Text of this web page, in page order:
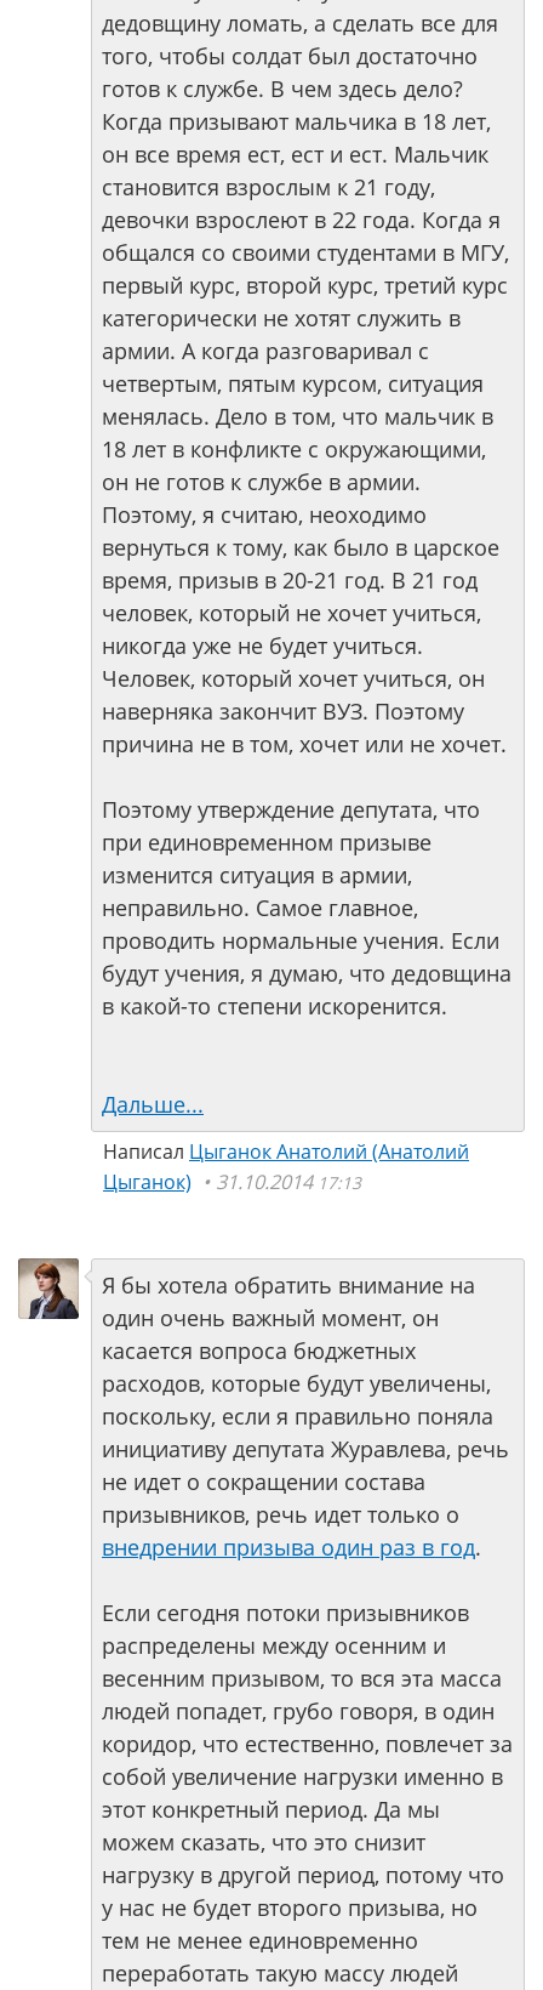
дедовщину ломать, а сделать все для
того, чтобы солдат был достаточно
готов к службе. В чем здесь дело?
Когда призывают мальчика в 18 лет,
он все время ест, ест и ест. Мальчик
становится взрослым к 21 году,
девочки взрослеют в 22 года. Когда я
общался со своими студентами в МГУ,
первый курс, второй курс, третий курс
категорически не хотят служить в
армии. А когда разговаривал с
четвертым, пятым курсом, ситуация
менялась. Дело в том, что мальчик в
18 лет в конфликте с окружающими,
он не готов к службе в армии.
Поэтому, я считаю, неоходимо
вернуться к тому, как было в царское
время, призыв в 20-21 год. В 21 год
человек, который не хочет учиться,
никогда уже не будет учиться.
Человек, который хочет учиться, он
наверняка закончит ВУЗ. Поэтому
причина не в том, хочет или не хочет.
Поэтому утверждение депутата, что
при единовременном призыве
изменится ситуация в армии,
неправильно. Самое главное,
проводить нормальные учения. Если
будут учения, я думаю, что дедовщина
в какой-то степени искоренится.
Дальше...
Написал Цыганок Анатолий (Анатолий
Цыганок)
31.10.2014 17:13
Я бы хотела обратить внимание на
один очень важный момент, он
касается вопроса бюджетных
расходов, которые будут увеличены,
поскольку, если я правильно поняла
инициативу депутата Журавлева, речь
не идет о сокращении состава
призывников, речь идет только о
внедрении призыва один раз в год.
Если сегодня потоки призывников
распределены между осенним и
весенним призывом, то вся эта масса
людей попадет, грубо говоря, в один
коридор, что естественно, повлечет за
собой увеличение нагрузки именно в
этот конкретный период. Да мы
можем сказать, что это снизит
нагрузку в другой период, потому что
у нас не будет второго призыва, но
тем не менее единовременно
переработать такую массу людей